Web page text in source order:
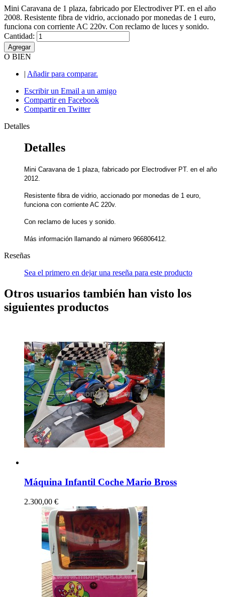
Mini Caravana de 1 plaza, fabricado por Electrodiver PT. en el año
2008. Resistente fibra de vidrio, accionado por monedas de 1 euro,
funciona con corriente AC 220v. Con reclamo de luces y sonido.
Cantidad:
Agregar
O BIEN
| Añadir para comparar.
Escribir un Email a un amigo
Compartir en Facebook
Compartir en Twitter
Detalles
Detalles
Mini Caravana de 1 plaza, fabricado por Electrodiver PT. en el año
2012.
Resistente fibra de vidrio, accionado por monedas de 1 euro,
funciona con corriente AC 220v.
Con reclamo de luces y sonido.
Más información llamando al número 966806412.
Reseñas
Sea el primero en dejar una reseña para este producto
Otros usuarios también han visto los
siguientes productos
Máquina Infantil Coche Mario Bross
2.300,00 €